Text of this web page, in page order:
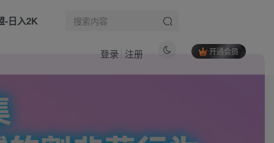
-日入2K
开通会员
登录 注册